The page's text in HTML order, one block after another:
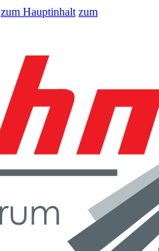
zum Hauptinhalt zum